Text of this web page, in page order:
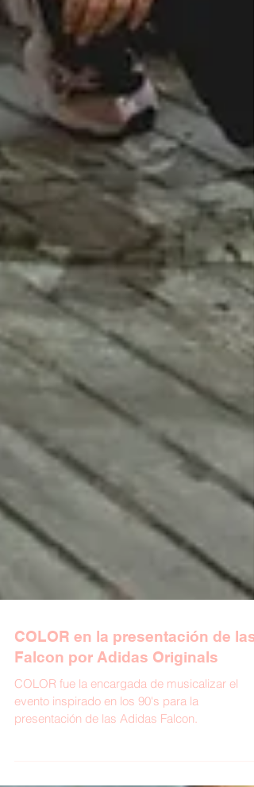
COLOR en la presentación de las
Falcon por Adidas Originals
COLOR fue la encargada de musicalizar el
evento inspirado en los 90's para la